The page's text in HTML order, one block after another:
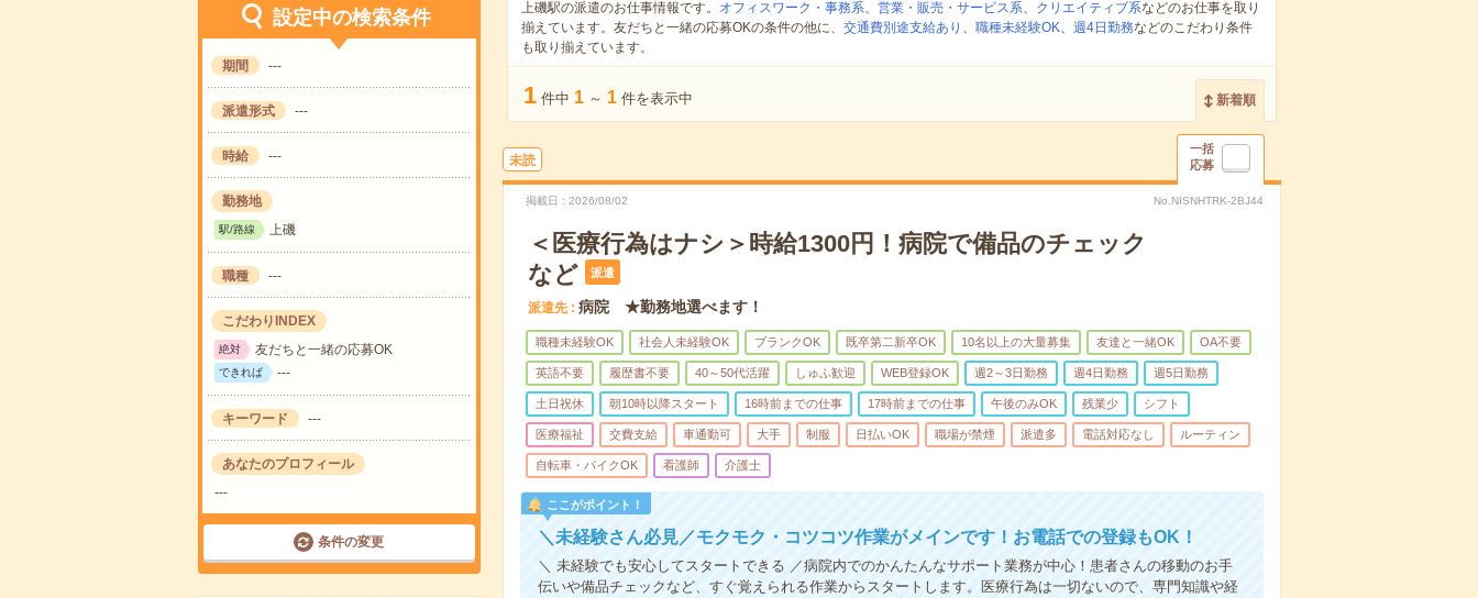
設定中の検索条件
期間 ---
派遣形式 ---
時給 ---
勤務地
駅/路線 上磯
職種 ---
こだわりINDEX
絶対 友だちと一緒の応募OK
できれば ---
キーワード ---
あなたのプロフィール
---
条件の変更
上磯駅の派遣のお仕事情報です。 オフィスワーク・事務系、 営業・販売・サービス系、 クリエイティブ系などのお仕事を取り
揃えています。友だちと一緒の応募OKの条件の他に、 交通費別途支給あり 、 職種未経験OK、 週4日勤務などのこだわり条件
も取り揃えています。
1 件中 1 ～ 1 件を表示中 新着順
未読
一括
応募
掲載日 2026/08/02 No.NISNHTRK-2BJ44
＜医療行為はナシ＞時給1300円！病院で備品のチェック
など
派遣
派遣先 病院 ★勤務地選べます！
職種未経験OK 社会人未経験OK ブランクOK 既卒第二新卒OK 10名以上の大量募集 友達と一緒OK OA不要
英語不要 履歴書不要 40～50代活躍 しゅふ歓迎 WEB登録OK 週2～3日勤務 週4日勤務 週5日勤務
土日祝休 朝10時以降スタート 16時前までの仕事 17時前までの仕事 午後のみOK 残業少 シフト
医療福祉 交費支給 車通勤可 大手 制服 日払いOK 職場が禁煙 派遣多 電話対応なし ルーティン
自転車・バイクOK 看護師 介護士
ここがポイント！
＼未経験さん必見／モクモク・コツコツ作業がメインです！お電話での登録もOK！
＼ 未経験でも安心してスタートできる ／病院内でのかんたんなサポート業務が中心！患者さんの移動のお手
伝いや備品チェックなど、すぐ覚えられる作業からスタートします。医療行為は一切ないので、専門知識や経